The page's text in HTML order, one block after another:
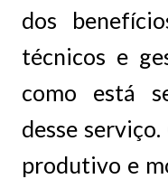
dos
técnicos e
como está
desse
produtivo e